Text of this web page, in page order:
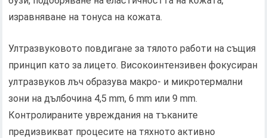
изравняване на тонуса на кожата.
Ултразвуковото повдигане за тялото работи на същия
принцип като за лицето. Високоинтензивен фокусиран
ултразвуков лъч образува макро- и микротермални
зони на дълбочина 4,5 mm, 6 mm или 9 mm.
Контролираните увреждания на тъканите
предизвикват процесите на тяхното активно